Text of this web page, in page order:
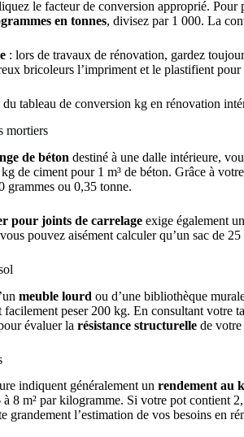
le facteur de conversion approprié. Pour
en tonnes, divisez par 1 000. La
: lors de travaux de rénovation, gardez
bricoleurs l’impriment et le plastifient
tableau de conversion kg en rénovation
mortiers
de béton destiné à une dalle intérieure,
de ciment pour 1 m³ de béton. Grâce à votre
grammes ou 0,35 tonne.
pour joints de carrelage exige également
pouvez aisément calculer qu’un sac de
meuble lourd ou d’une bibliothèque
peser 200 kg. En consultant votre
évaluer la résistance structurelle de votre
indiquent généralement un rendement au
8 m² par kilogramme. Si votre pot contient
grandement l’estimation de vos besoins en